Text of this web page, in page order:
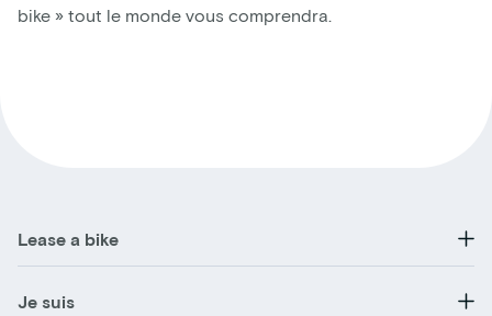
bike » tout le monde vous comprendra.
Lease a bike
Je suis